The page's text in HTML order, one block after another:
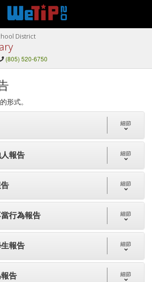
District
(805) 520-6750
形式。
細節
報告 細節
細節
行為報告 細節
報告 細節
告 細節